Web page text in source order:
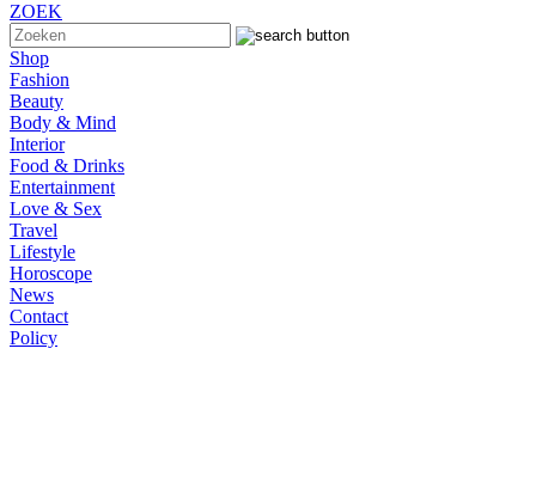
ZOEK
Shop
Fashion
Beauty
Body & Mind
Interior
Food & Drinks
Entertainment
Love & Sex
Travel
Lifestyle
Horoscope
News
Contact
Policy